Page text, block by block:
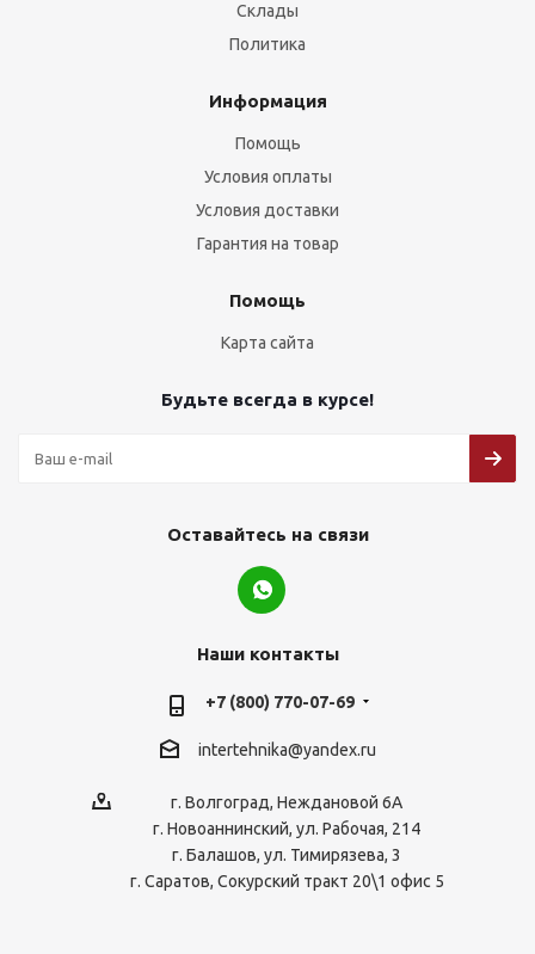
Склады
Политика
Информация
Помощь
Условия оплаты
Условия доставки
Гарантия на товар
Помощь
Карта сайта
Будьте всегда в курсе!
Оставайтесь на связи
Наши контакты
+7 (800) 770-07-69
intertehnika@yandex.ru
г. Волгоград, Неждановой 6А
г. Новоаннинский, ул. Рабочая, 214
г. Балашов, ул. Тимирязева, 3
г. Саратов, Сокурский тракт 20\1 офис 5